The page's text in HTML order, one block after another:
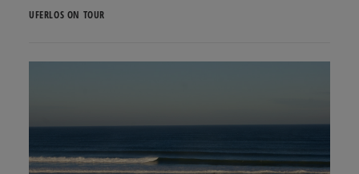
UFERLOS ON TOUR